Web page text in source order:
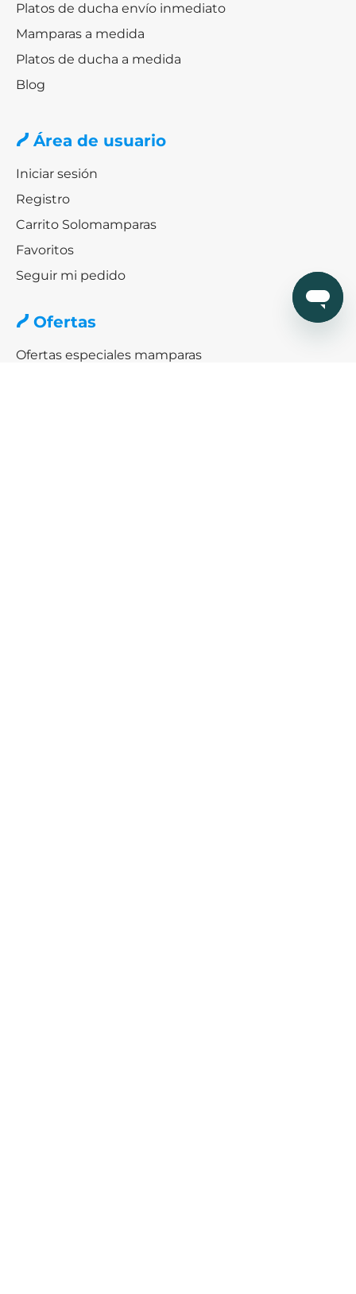
Platos de ducha envío inmediato
Mamparas a medida
Platos de ducha a medida
Blog
Área de usuario
Iniciar sesión
Registro
Carrito Solomamparas
Favoritos
Seguir mi pedido
Ofertas
Ofertas especiales mamparas